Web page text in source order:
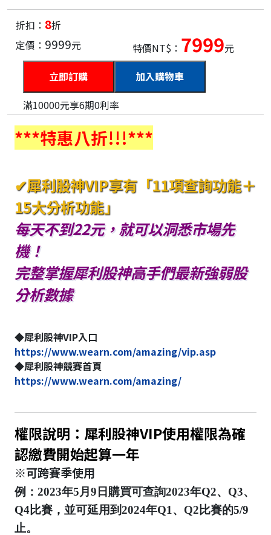
折扣： 8折
定價： 9999元 特價NT$： 7999元
加入購物車
滿10000元享6期0利率
***特惠八折!!!***
✔犀利股神VIP享有「11項查詢功能＋
15大分析功能」
每天不到22元，就可以洞悉市場先
機！
完整掌握犀利股神高手們最新強弱股
分析數據
◆犀利股神VIP入口
https://www.wearn.com/amazing/vip.asp
◆犀利股神競賽首頁
https://www.wearn.com/amazing/
權限說明：犀利股神VIP使用權限為確
認繳費開始起算一年
※可跨賽季使用
例：2023年5月9日購買可查詢2023年Q2、Q3、
Q4比賽，並可延用到2024年Q1、Q2比賽的5/9
止。